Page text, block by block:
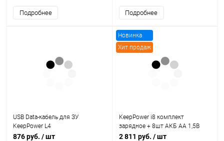
Подробнее Подробнее
USB Data-кабель для ЗУ
KeepPower L4
876 руб. / шт
Новинка
Хит продаж
KeepPower i8 комплект
зарядное + 8шт АКБ AA 1,5В
2400мАч
2 811 руб. / шт